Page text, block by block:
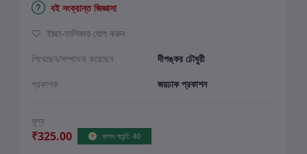
বই সংক্রান্ত জিজ্ঞাসা
ইচ্ছা-তালিকায় যোগ করুন
লিখেছেন/সম্পাদনা করেছেন
দীপঙ্কর চৌধুরী
প্রকাশক
জয়ঢাক প্রকাশন
মূল্য
₹325.00 ক্লাব পয়েন্ট: 40